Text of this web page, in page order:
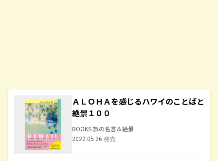
ＡＬＯＨＡを感じるハワイのことばと
絶景１００
BOOKS 旅の名言＆絶景
2022.05.26 発売